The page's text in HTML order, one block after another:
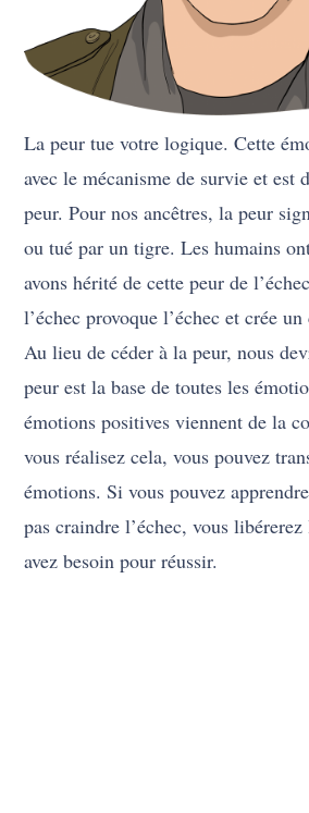
La peur tue votre logique. Cette
avec le mécanisme de survie et est
peur. Pour nos ancêtres, la peur
ou tué par un tigre. Les humains
avons hérité de cette peur de
l’échec provoque l’échec et crée un
Au lieu de céder à la peur, nous
peur est la base de toutes les
émotions positives viennent de la
vous réalisez cela, vous pouvez
émotions. Si vous pouvez
pas craindre l’échec, vous
avez besoin pour réussir.